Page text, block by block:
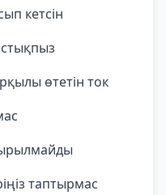
кетсін
өтетін ток
таптырмас